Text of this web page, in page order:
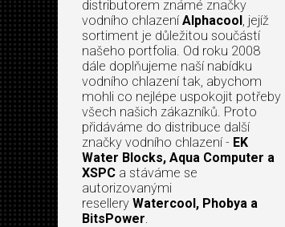
distributorem známé značky
vodního chlazení Alphacool, jejíž
sortiment je důležitou součástí
našeho portfolia. Od roku 2008
dále doplňujeme naší nabídku
vodního chlazení tak, abychom
mohli co nejlépe uspokojit potřeby
všech našich zákazníků. Proto
přidáváme do distribuce další
značky vodního chlazení - EK
Water Blocks, Aqua Computer a
XSPC a stáváme se
autorizovanými
resellery Watercool, Phobya a
BitsPower.